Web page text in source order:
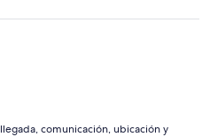
comunicación, ubicación y